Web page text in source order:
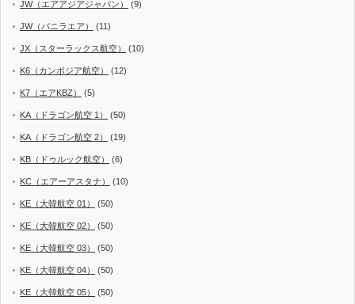
JW（エアアジアジャパン） (9)
JW（バニラエア） (11)
JX（スターラックス航空） (10)
K6（カンボジア航空） (12)
K7（エアKBZ） (5)
KA（ドラゴン航空 1） (50)
KA（ドラゴン航空 2） (19)
KB（ドゥルック航空） (6)
KC（エアーアスタナ） (10)
KE（大韓航空 01） (50)
KE（大韓航空 02） (50)
KE（大韓航空 03） (50)
KE（大韓航空 04） (50)
KE（大韓航空 05） (50)